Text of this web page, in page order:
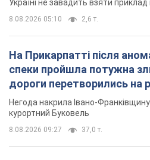
Жінці нарахували 729 тис.
за газ через покази
лічильника: суддя ухвалив
неочікуване рішення
Чи треба платити борг через
8.08.2026 14:43 31,9 т.